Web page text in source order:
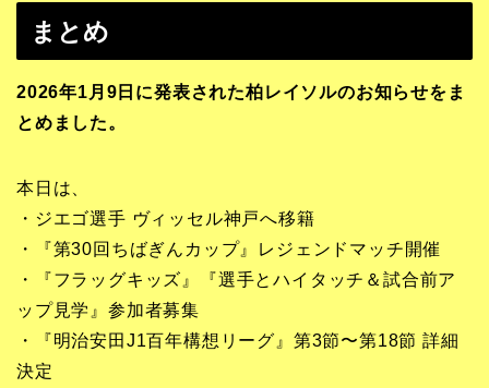
まとめ
2026年1月9日に発表された柏レイソルのお知らせをま
とめました。
本日は、
・ジエゴ選手 ヴィッセル神戸へ移籍
・『第30回ちばぎんカップ』レジェンドマッチ開催
・『フラッグキッズ』『選手とハイタッチ＆試合前ア
ップ見学』参加者募集
・『明治安田J1百年構想リーグ』第3節〜第18節 詳細
決定